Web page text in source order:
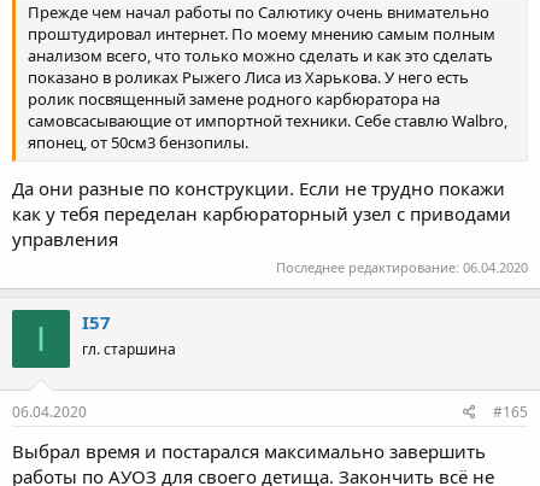
Прежде чем начал работы по Салютику очень внимательно
проштудировал интернет. По моему мнению самым полным
анализом всего, что только можно сделать и как это сделать
показано в роликах Рыжего Лиса из Харькова. У него есть
ролик посвященный замене родного карбюратора на
самовсасывающие от импортной техники. Себе ставлю Walbro,
японец, от 50см3 бензопилы.
Да они разные по конструкции. Если не трудно покажи
как у тебя переделан карбюраторный узел с приводами
управления
Последнее редактирование: 06.04.2020
I I57
гл. старшина
06.04.2020 #165
Выбрал время и постарался максимально завершить
работы по АУОЗ для своего детища. Закончить всё не